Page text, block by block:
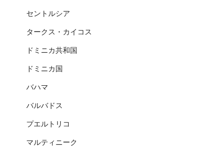
セントルシア
タークス・カイコス
ドミニカ共和国
ドミニカ国
バハマ
バルバドス
プエルトリコ
マルティニーク